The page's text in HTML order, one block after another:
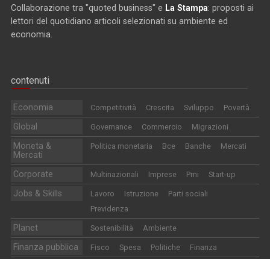
Collaborazione tra "quoted business" e La Stampa: proposti ai
lettori del quotidiano articoli selezionati su ambiente ed
economia.
contenuti
Economia Competitività Crescita Sviluppo Povertà
Global Governance Commercio Migrazioni
Moneta &
Mercati
Politica monetaria Bce Banche Mercati
Corporate Multinazionali Imprese Pmi Start-up
Jobs & Skills Lavoro Istruzione
Parti sociali
Previdenza
Planet Sostenibilità Ambiente
Finanza pubblica Fisco Spesa Politiche Finanza